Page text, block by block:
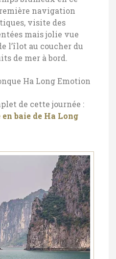
navigation
visite des
mais jolie vue
l’îlot au coucher du
de mer à bord.
Ha Long Emotion
de cette journée :
baie de Ha Long